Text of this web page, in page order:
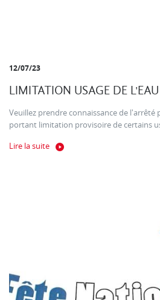
12/07/23
LIMITATION USAGE DE L'EAU
Veuillez prendre connaissance de l'arrêté
portant limitation provisoire de certains
Lire la suite